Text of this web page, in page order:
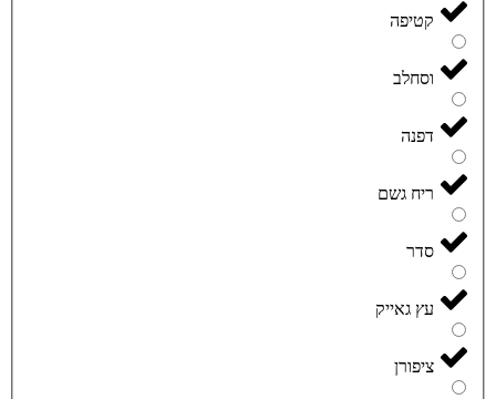
קטיפה
וסחלב
דפנה
ריח גשם
סדר
עץ גאייק
ציפורן